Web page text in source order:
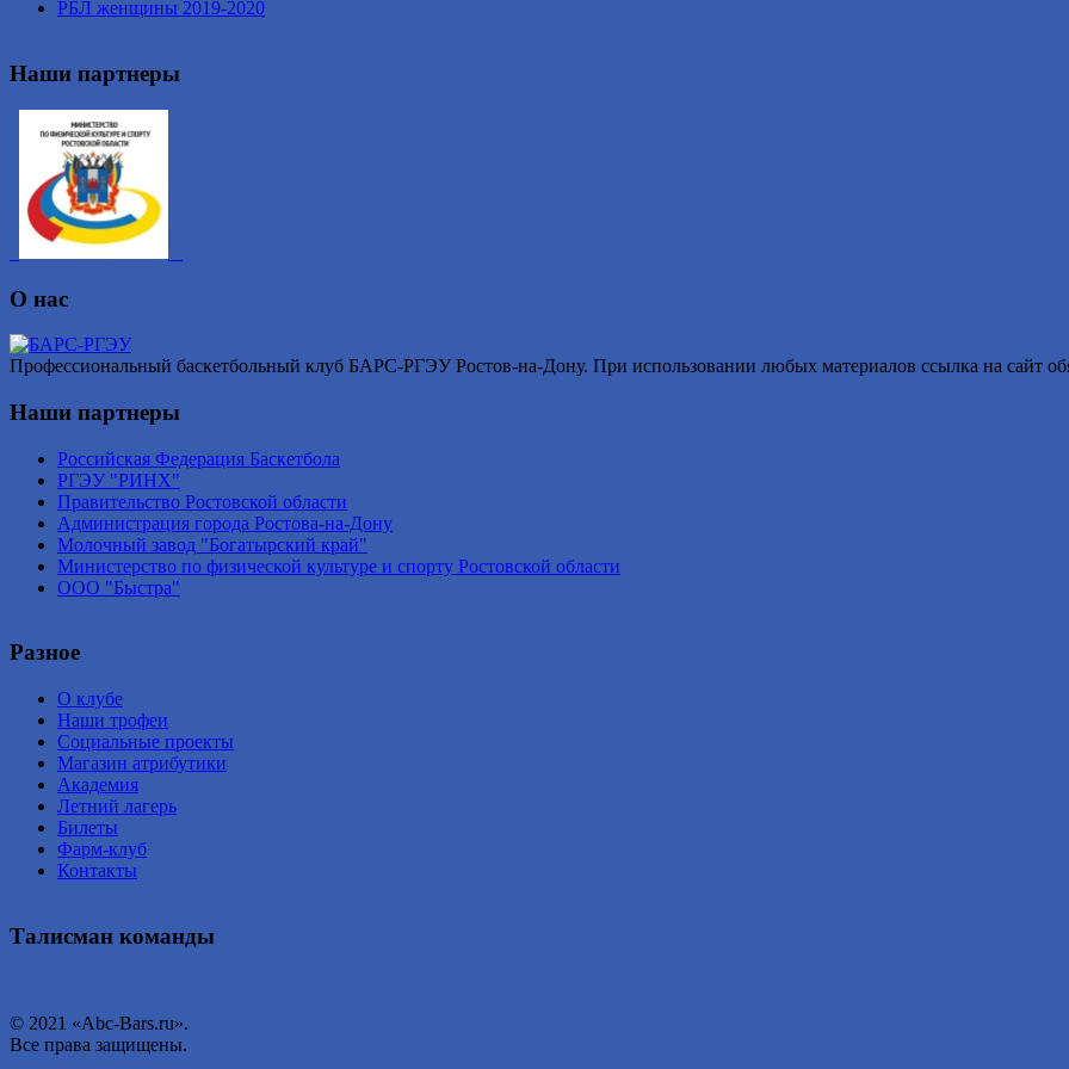
РБЛ женщины 2019-2020
Наши партнеры
О нас
Профессиональный баскетбольный клуб БАРС-РГЭУ Ростов-на-Дону. При использовании любых материалов ссылка на сайт
Наши партнеры
Российская Федерация Баскетбола
РГЭУ "РИНХ"
Правительство Ростовской области
Администрация города Ростова-на-Дону
Молочный завод "Богатырский край"
Министерство по физической культуре и спорту Ростовской области
ООО "Быстра"
Разное
О клубе
Наши трофеи
Социальные проекты
Магазин атрибутики
Академия
Летний лагерь
Билеты
Фарм-клуб
Контакты
Талисман команды
© 2021 «Abc-Bars.ru».
Все права защищены.